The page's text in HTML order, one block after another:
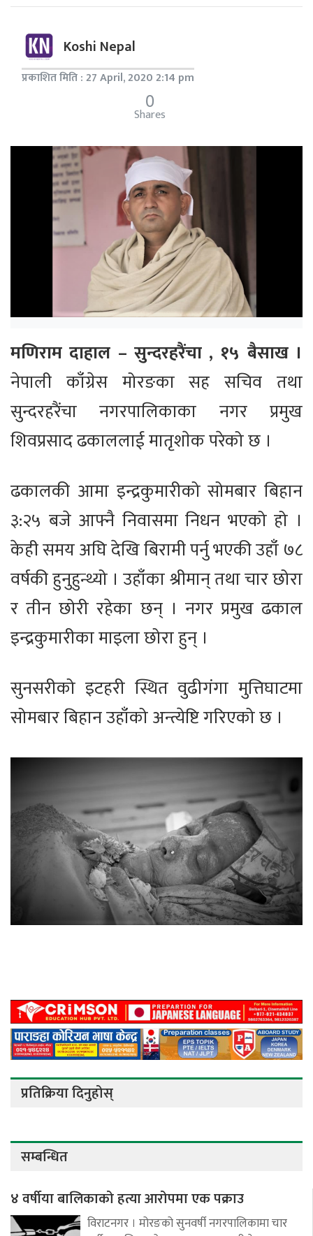
Koshi Nepal
प्रकाशित मिति : 27 April, 2020 2:14 pm
0
Shares
मणिराम दाहाल – सुन्दरहरैंचा , १५ बैसाख ।
नेपाली काँग्रेस मोरङका सह सचिव तथा
सुन्दरहरैंचा नगरपालिकाका नगर प्रमुख
शिवप्रसाद ढकाललाई मातृशाेक परेको छ ।
ढकालकी आमा इन्द्रकुमारीको सोमबार बिहान
३:२५ बजे आफ्नै निवासमा निधन भएको हो ।
केही समय अघि देखि बिरामी पर्नु भएकी उहाँ ७८
वर्षकी हुनुहुन्थ्यो । उहाँका श्रीमान् तथा चार छोरा
र तीन छोरी रहेका छन् । नगर प्रमुख ढकाल
इन्द्रकुमारीका माइला छोरा हुन् ।
सुनसरीको इटहरी स्थित वुढीगंगा मुत्तिघाटमा
सोमबार बिहान उहाँको अन्त्येष्टि गरिएको छ ।
प्रतिक्रिया दिनुहोस्
सम्बन्धित
४ वर्षीया बालिकाको हत्या आरोपमा एक पक्राउ
विराटनगर । मोरङको सुनवर्षी नगरपालिकामा चार